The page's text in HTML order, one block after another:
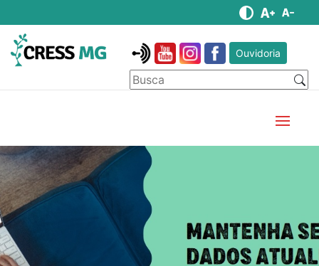
Ouvidoria